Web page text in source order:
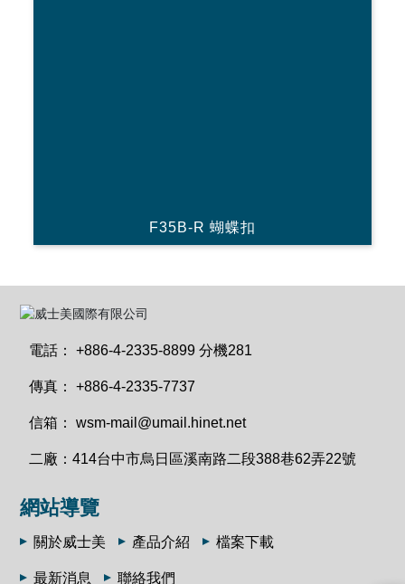
F35B-R 蝴蝶扣
電話：+886-4-2335-8899 分機281
傳真：+886-4-2335-7737
信箱：wsm-mail@umail.hinet.net
二廠：414台中市烏日區溪南路二段388巷62弄22號
網站導覽
關於威士美 產品介紹 檔案下載
最新消息 聯絡我們